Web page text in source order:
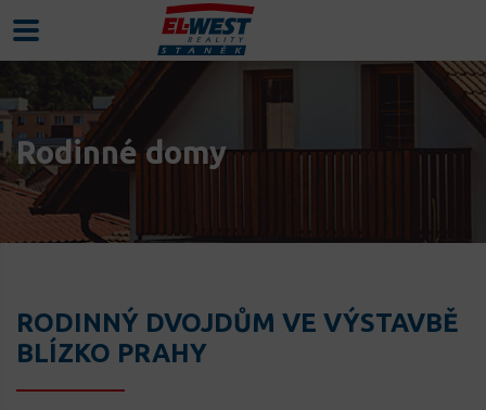
Rodinné domy
RODINNÝ DVOJDŮM VE VÝSTAVBĚ
BLÍZKO PRAHY